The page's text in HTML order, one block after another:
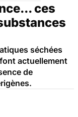
ces
séchées
actuellement
de